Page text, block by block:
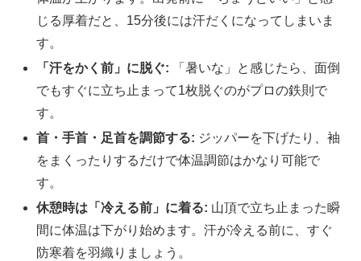
じる厚着だと、15分後には汗だくになってしまいま
す。
「汗をかく前」に脱ぐ: 「暑いな」と感じたら、面倒
でもすぐに立ち止まって1枚脱ぐのがプロの鉄則で
す。
首・手首・足首を調節する: ジッパーを下げたり、袖
をまくったりするだけで体温調節はかなり可能で
す。
休憩時は「冷える前」に着る: 山頂で立ち止まった瞬
間に体温は下がり始めます。汗が冷える前に、すぐ
防寒着を羽織りましょう。